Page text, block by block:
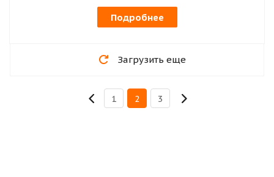
Подробнее
Загрузить еще
1 2 3